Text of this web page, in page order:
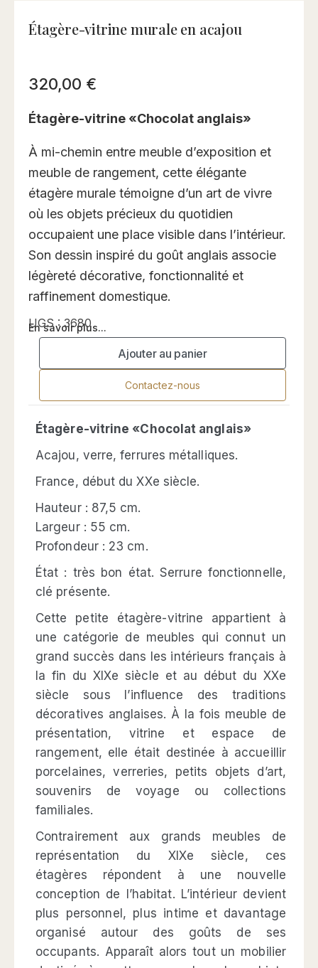
Étagère-vitrine murale en acajou
320,00 €
Étagère-vitrine «Chocolat anglais»
À mi-chemin entre meuble d’exposition et
meuble de rangement, cette élégante
étagère murale témoigne d’un art de vivre
où les objets précieux du quotidien
occupaient une place visible dans l’intérieur.
Son dessin inspiré du goût anglais associe
légèreté décorative, fonctionnalité et
raffinement domestique.
En savoir plus...
UGS :3680
Ajouter au panier
Contactez-nous
Étagère-vitrine «Chocolat anglais»
Acajou, verre, ferrures métalliques.
France, début du XXe siècle.
Hauteur : 87,5 cm.
Largeur : 55 cm.
Profondeur : 23 cm.
État : très bon état. Serrure fonctionnelle,
clé présente.
Cette petite étagère-vitrine appartient à
une catégorie de meubles qui connut un
grand succès dans les intérieurs français à
la fin du XIXe siècle et au début du XXe
siècle sous l’influence des traditions
décoratives anglaises. À la fois meuble de
présentation, vitrine et espace de
rangement, elle était destinée à accueillir
porcelaines, verreries, petits objets d’art,
souvenirs de voyage ou collections
familiales.
Contrairement aux grands meubles de
représentation du XIXe siècle, ces
étagères répondent à une nouvelle
conception de l’habitat. L’intérieur devient
plus personnel, plus intime et davantage
organisé autour des goûts de ses
occupants. Apparaît alors tout un mobilier